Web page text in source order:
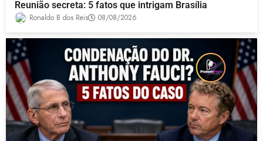
Reunião secreta: 5 fatos que intrigam Brasília
Ronaldo B dos Reis 08/08/2026